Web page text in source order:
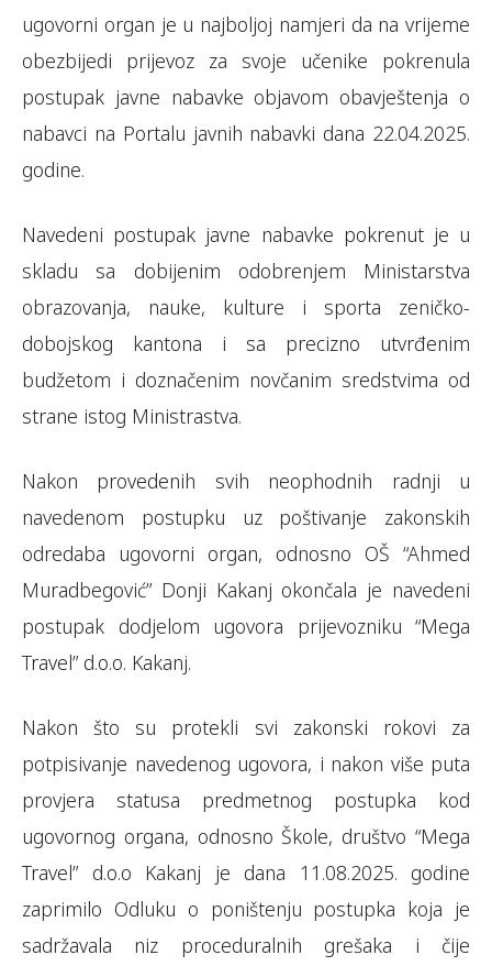
ugovorni organ je u najboljoj namjeri da na vrijeme
obezbijedi prijevoz za svoje učenike pokrenula
postupak javne nabavke objavom obavještenja o
nabavci na Portalu javnih nabavki dana 22.04.2025.
godine.
Navedeni postupak javne nabavke pokrenut je u
skladu sa dobijenim odobrenjem Ministarstva
obrazovanja, nauke, kulture i sporta zeničko-
dobojskog kantona i sa precizno utvrđenim
budžetom i doznačenim novčanim sredstvima od
strane istog Ministrastva.
Nakon provedenih svih neophodnih radnji u
navedenom postupku uz poštivanje zakonskih
odredaba ugovorni organ, odnosno OŠ “Ahmed
Muradbegović” Donji Kakanj okončala je navedeni
postupak dodjelom ugovora prijevozniku “Mega
Travel” d.o.o. Kakanj.
Nakon što su protekli svi zakonski rokovi za
potpisivanje navedenog ugovora, i nakon više puta
provjera statusa predmetnog postupka kod
ugovornog organa, odnosno Škole, društvo “Mega
Travel” d.o.o Kakanj je dana 11.08.2025. godine
zaprimilo Odluku o poništenju postupka koja je
sadržavala niz proceduralnih grešaka i čije